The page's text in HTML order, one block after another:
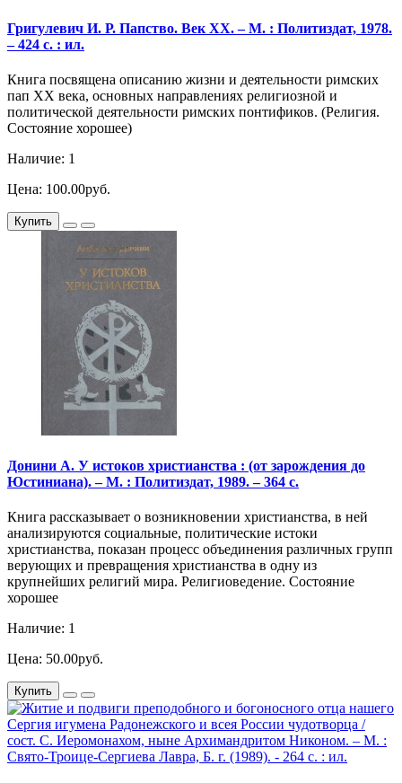
Григулевич И. Р. Папство. Век XX. – М. : Политиздат, 1978.
– 424 с. : ил.
Книга посвящена описанию жизни и деятельности римских
пап ХХ века, основных направлениях религиозной и
политической деятельности римских понтификов. (Религия.
Состояние хорошее)
Наличие: 1
Цена: 100.00руб.
Купить
Донини А. У истоков христианства : (от зарождения до
Юстиниана). – М. : Политиздат, 1989. – 364 с.
Книга рассказывает о возникновении христианства, в ней
анализируются социальные, политические истоки
христианства, показан процесс объединения различных групп
верующих и превращения христианства в одну из
крупнейших религий мира. Религиоведение. Состояние
хорошее
Наличие: 1
Цена: 50.00руб.
Купить